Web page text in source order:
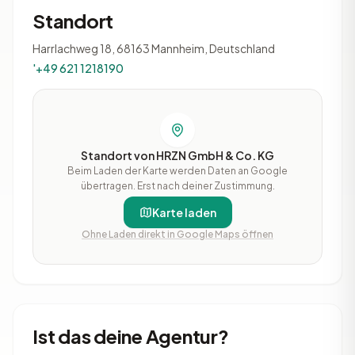
Standort
Harrlachweg 18, 68163 Mannheim, Deutschland
'+49 621 1218190
Standort von HRZN GmbH & Co. KG
Beim Laden der Karte werden Daten an Google
übertragen. Erst nach deiner Zustimmung.
Karte laden
Ohne Laden direkt in Google Maps öffnen
Ist das deine Agentur?